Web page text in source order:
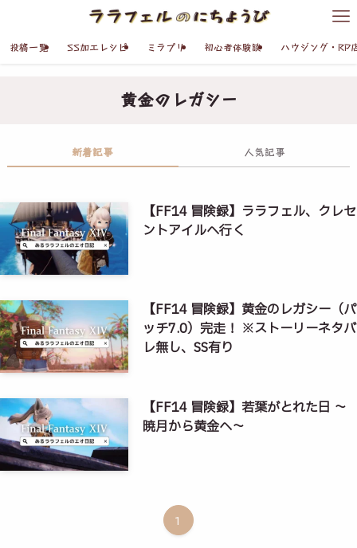
投稿一覧 SS加工レシピ ミラプリ 初心者体験談 ハウジング・RP
黄金のレガシー
新着記事 人気記事
【FF14 冒険録】ララフェル、クレセ
ントアイルへ行く
【FF14 冒険録】黄金のレガシー（パ
ッチ7.0）完走！ ※ストーリーネタバ
レ無し、SS有り
【FF14 冒険録】若葉がとれた日 ～
暁月から黄金へ～
1